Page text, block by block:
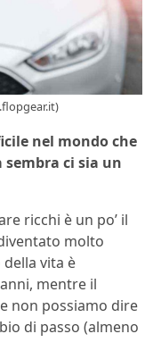
nel mondo che
ci sia un
ricchi è un po’ il
molto
vita è
mentre il
non possiamo dire
di passo (almeno